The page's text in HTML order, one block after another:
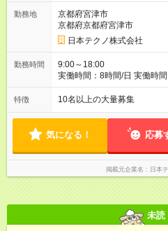
勤務地
京都府宮津市
京都府京都府宮津市
日本テクノ株式会社
勤務時間
9:00～18:00
実働時間：8時間/日 実働時
ト勤務もあります 勤務状況によっては土日祝日の作業出勤あ
り。 その場合、振替/代休の
特徴 10名以上の大量募集
気になる！ 応募
掲載元企業名 日本
未読